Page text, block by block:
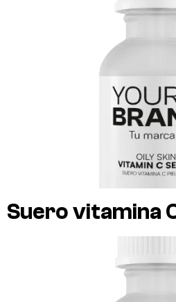
Suero vitamina